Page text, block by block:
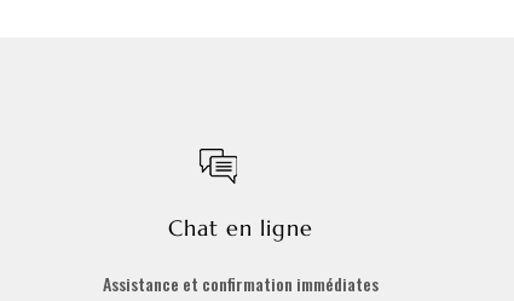
Chat en ligne
Assistance et confirmation immédiates